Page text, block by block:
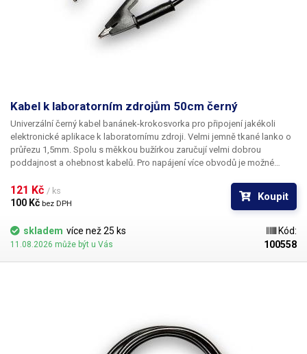
Kabel k laboratorním zdrojům 50cm černý
Univerzální černý kabel banánek-krokosvorka pro připojení jakékoli
elektronické aplikace k laboratornímu zdroji. Velmi jemně tkané lanko o
průřezu 1,5mm. Spolu s měkkou bužírkou zaručují velmi dobrou
poddajnost a ohebnost kabelů. Pro napájení více obvodů je možné
několika barevných provedeních pro rozlišení polarity: červená, černá,
modrá, žlutá, zelená.
121 Kč / ks
100 Kč bez DPH
Koupit
skladem více než 25 ks
11.08.2026 může být u Vás
Kód:
100558